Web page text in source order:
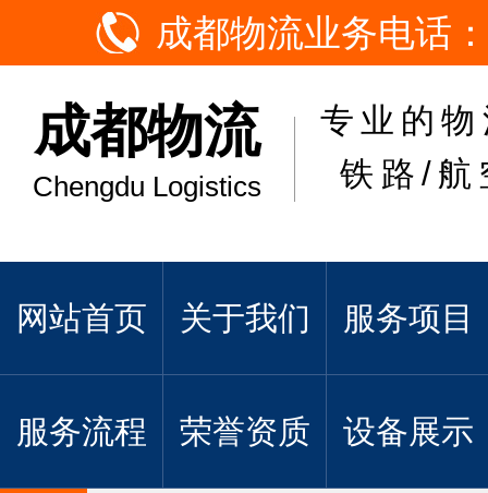
成都物流业务电话
成都物流
Chengdu Logistics
专业的
铁路/航
网站首页 关于我们 服务项目
服务流程 荣誉资质 设备展示